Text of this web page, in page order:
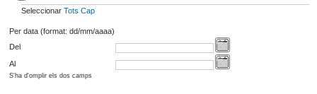
Seleccionar Tots Cap
Per data (format: dd/mm/aaaa)
Del
Al
S'ha d'omplir els dos camps